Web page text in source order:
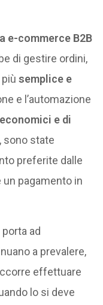
e-commerce B2B
di gestire ordini,
piùsemplice e
e l’automazione
e di
sono state
preferite dalle
pagamento in
ad
a prevalere,
effettuare
lo si deve